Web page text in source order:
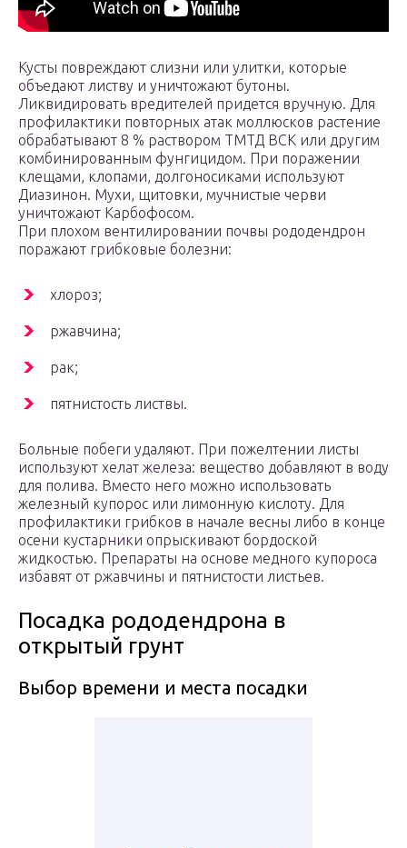
Кусты повреждают слизни или улитки, которые
объедают листву и уничтожают бутоны.
Ликвидировать вредителей придется вручную. Для
профилактики повторных атак моллюсков растение
обрабатывают 8 % раствором ТМТД ВСК или другим
комбинированным фунгицидом. При поражении
клещами, клопами, долгоносиками используют
Диазинон. Мухи, щитовки, мучнистые черви
уничтожают Карбофосом.
При плохом вентилировании почвы рододендрон
поражают грибковые болезни:
хлороз;
ржавчина;
рак;
пятнистость листвы.
Больные побеги удаляют. При пожелтении листы
используют хелат железа: вещество добавляют в воду
для полива. Вместо него можно использовать
железный купорос или лимонную кислоту. Для
профилактики грибков в начале весны либо в конце
осени кустарники опрыскивают бордоской
жидкостью. Препараты на основе медного купороса
избавят от ржавчины и пятнистости листьев.
Посадка рододендрона в
открытый грунт
Выбор времени и места посадки